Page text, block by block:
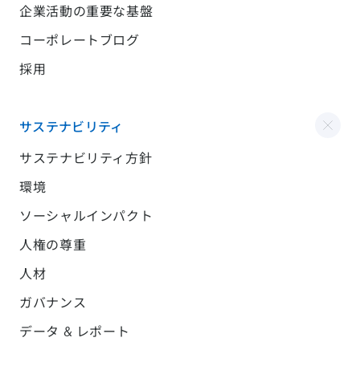
企業活動の重要な基盤
コーポレートブログ
採用
サステナビリティ
サステナビリティ方針
環境
ソーシャルインパクト
人権の尊重
人材
ガバナンス
データ & レポート